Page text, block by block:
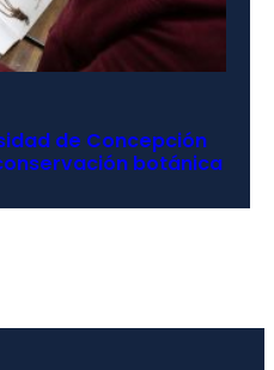
de Concepción
botánica